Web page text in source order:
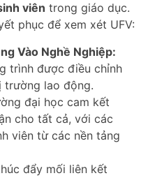
viên trong giáo dục.
phục để xem xét UFV:
Vào Nghề Nghiệp:
trình được điều chỉnh
trường lao động.
đại học cam kết
cho tất cả, với các
viên từ các nền tảng
đẩy mối liên kết